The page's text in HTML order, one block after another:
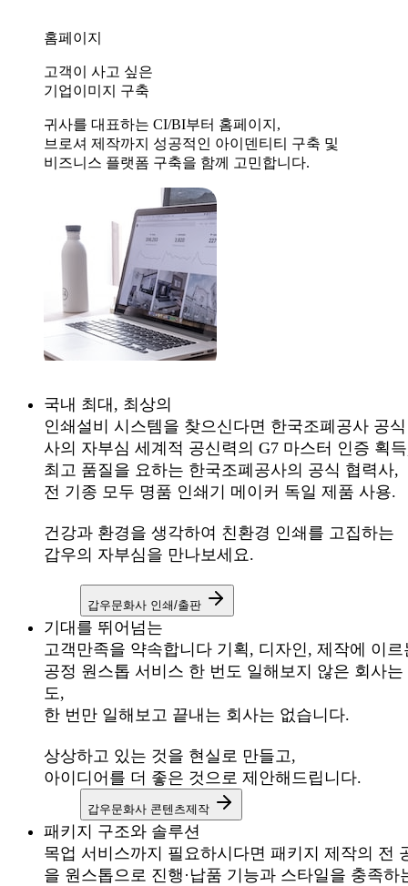
홈페이지
고객이 사고 싶은
기업이미지 구축
귀사를 대표하는 CI/BI부터 홈페이지,
브로셔 제작까지 성공적인 아이덴티티 구축 및
비즈니스 플랫폼 구축을 함께 고민합니다.
국내 최대, 최상의
인쇄설비 시스템을 찾으신다면 한국조폐공사 공
사의 자부심 세계적 공신력의 G7 마스터 인증 획
최고 품질을 요하는 한국조폐공사의 공식 협력사,
전 기종 모두 명품 인쇄기 메이커 독일 제품 사용.
건강과 환경을 생각하여 친환경 인쇄를 고집하는
갑우의 자부심을 만나보세요.
갑우문화사 인쇄/출판
기대를 뛰어넘는
고객만족을 약속합니다 기획, 디자인, 제작에 이르
공정 원스톱 서비스 한 번도 일해보지 않은 회사는
도,
한 번만 일해보고 끝내는 회사는 없습니다.
상상하고 있는 것을 현실로 만들고,
아이디어를 더 좋은 것으로 제안해드립니다.
갑우문화사 콘텐츠제작
패키지 구조와 솔루션
목업 서비스까지 필요하시다면 패키지 제작의 전
을 원스톱으로 진행·납품 기능과 스타일을 충족하